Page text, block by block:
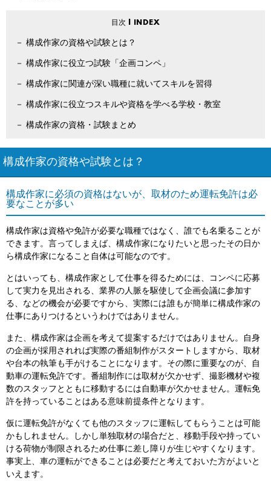
構成作家の資格や試験とは？
構成作家に役立つ試験「企画コンペ」
構成作家に関連が深い職種に就いてスキルを習得
構成作家に役立つスキルや資格を学べる学校・教室
構成作家の資格・試験まとめ
構成作家の資格や試験とは？
構成作家に必須の資格はないが、取材のため運転免許は必
要なことが多い
構成作家は資格や免許が必要な職種ではなく、誰でも名乗ることが
できます。言ってしまえば、構成作家になりたいと思ったその日か
ら構成作家になること自体は可能なのです。
とはいっても、構成作家として仕事を得るためには、コンペに応募
して実力を見出される、業界の人脈を駆使して企画会議に参加す
る、などの機会が必要ですから、実際には誰もが簡単に構成作家の
仕事にありつけるというわけではありません。
また、構成作家は企画を考えて提案するだけではありません。自身
の企画が採用されれば実際の番組制作がスタートしますから、取材
や台本の執筆も手がけることになります。その際に重要なのが、自
動車の運転免許です。番組制作には取材が欠かせず、撮影機材や複
数のスタッフとともに移動するには自動車が欠かせません。運転免
許を持っていることはある意味前提条件となります。
仮に運転免許がなくても他のスタッフに運転してもらうことは可能
かもしれません。しかし単独取材の場合だと、移動手段や持ってい
ける荷物が制限されるため仕事に差し障りが生じやすくなります。
事実上、車の運転ができることは必要だと考えておいた方がよいと
いえます。